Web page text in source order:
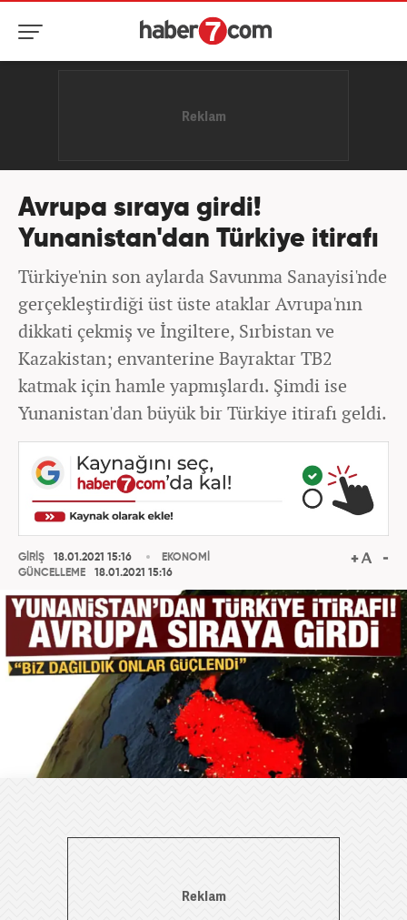
Avrupa sıraya girdi!
Yunanistan'dan Türkiye itirafı
Türkiye'nin son aylarda Savunma Sanayisi'nde
gerçekleştirdiği üst üste ataklar Avrupa'nın
dikkati çekmiş ve İngiltere, Sırbistan ve
Kazakistan; envanterine Bayraktar TB2
katmak için hamle yapmışlardı. Şimdi ise
Yunanistan'dan büyük bir Türkiye itirafı geldi.
GİRİŞ
18.01.2021 15:16
GÜNCELLEME
18.01.2021 15:16
EKONOMİ